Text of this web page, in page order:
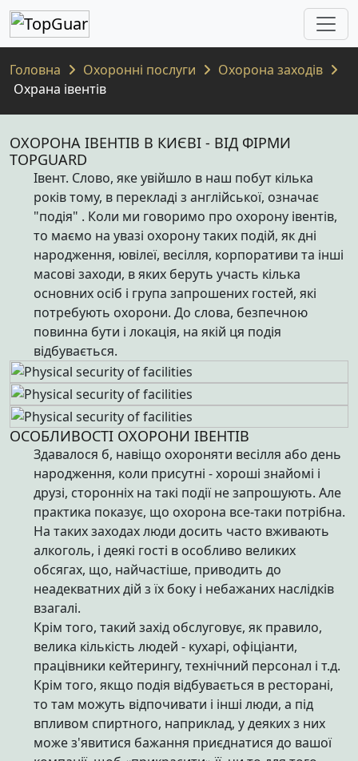
Головна Охоронні послуги
Охорона заходів
Охрана івентів
ОХОРОНА ІВЕНТІВ В КИЄВІ - ВІД ФІРМИ
TOPGUARD
Івент. Слово, яке увійшло в наш побут кілька
років тому, в перекладі з англійської, означає
"подія" . Коли ми говоримо про охорону івентів,
то маємо на увазі охорону таких подій, як дні
народження, ювілеї, весілля, корпоративи та інші
масові заходи, в яких беруть участь кілька
основних осіб і група запрошених гостей, які
потребують охорони. До слова, безпечною
повинна бути і локація, на якій ця подія
відбувається.
ОСОБЛИВОСТІ ОХОРОНИ ІВЕНТІВ
Здавалося б, навіщо охороняти весілля або день
народження, коли присутні - хороші знайомі і
друзі, сторонніх на такі події не запрошують. Але
практика показує, що охорона все-таки потрібна.
На таких заходах люди досить часто вживають
алкоголь, і деякі гості в особливо великих
обсягах, що, найчастіше, приводить до
неадекватних дій з їх боку і небажаних наслідків
взагалі.
Крім того, такий захід обслуговує, як правило,
велика кількість людей - кухарі, офіціанти,
працівники кейтерингу, технічний персонал і т.д.
Крім того, якщо подія відбувається в ресторані,
то там можуть відпочивати і інші люди, а під
впливом спиртного, наприклад, у деяких з них
може з'явитися бажання приєднатися до вашої